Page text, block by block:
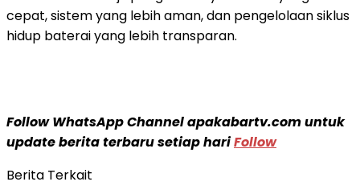
cepat, sistem yang lebih aman, dan pengelolaan siklus
hidup baterai yang lebih transparan.
Follow WhatsApp Channel apakabartv.com untuk
update berita terbaru setiap hariFollow
Berita Terkait